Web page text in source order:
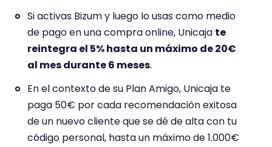
r
e
5
.
Si activas Bizum y luego lo usas como medio
de pago en una compra online, Unicaja te
reintegra el 5% hasta un máximo de 20€
al mes durante 6 meses.
En el contexto de su Plan Amigo, Unicaja te
paga 50€ por cada recomendación exitosa
de un nuevo cliente que se dé de alta con tu
código personal, hasta un máximo de 1.000€